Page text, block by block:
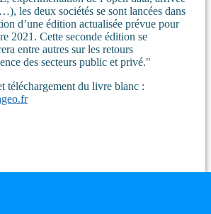
les deux sociétés se sont lancées dans
d’une édition actualisée prévue pour
2021. Cette seconde édition se
entre autres sur les retours
des secteurs public et privé."
téléchargement du livre blanc :